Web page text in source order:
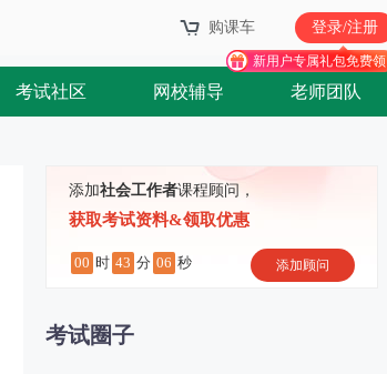
购课车 登录/注册
新用户专属礼包免费领
考试社区 网校辅导 老师团队
添加社会工作者课程顾问，
获取考试资料&领取优惠
00 时 43 分 05 秒 添加顾问
考试圈子